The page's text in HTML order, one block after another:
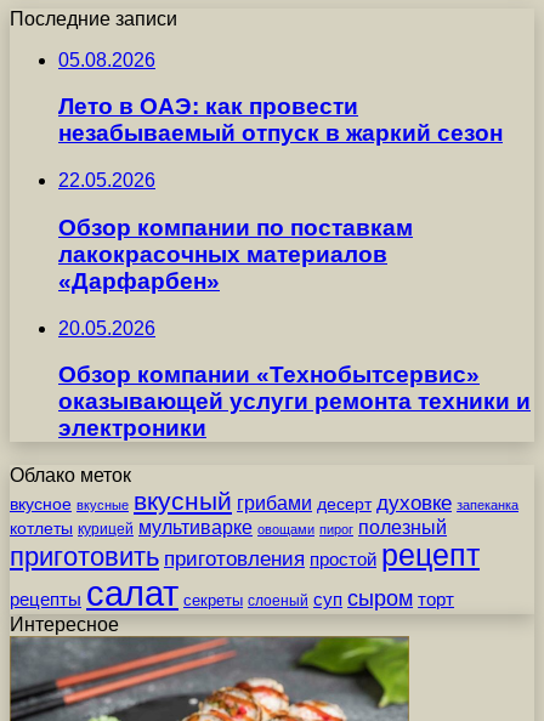
Последние записи
05.08.2026
Лето в ОАЭ: как провести
незабываемый отпуск в жаркий сезон
22.05.2026
Обзор компании по поставкам
лакокрасочных материалов
«Дарфарбен»
20.05.2026
Обзор компании «Технобытсервис»
оказывающей услуги ремонта техники и
электроники
Облако меток
вкусное вкусные вкусный грибами десерт духовке запеканка
котлеты курицей мультиварке овощами пирог полезный
приготовить приготовления простой рецепт
рецепты салат секреты слоеный суп сыром торт
Интересное